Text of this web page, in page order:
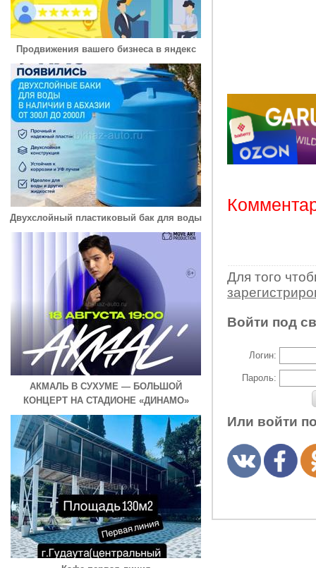
Продвижения вашего бизнеса в яндекс
Двухслойный пластиковый бак для воды
АКМАЛЬ В СУХУМЕ — БОЛЬШОЙ
КОНЦЕРТ НА СТАДИОНЕ «ДИНАМО»
Для того
Войти под
Логин:
Пароль:
Или войти